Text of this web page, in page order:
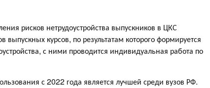
рисков нетрудоустройства выпускников в ЦКС
выпускных курсов, по результатам которого формируется
с ними проводится индивидуальная работа по
с 2022 года является лучшей среди вузов РФ.